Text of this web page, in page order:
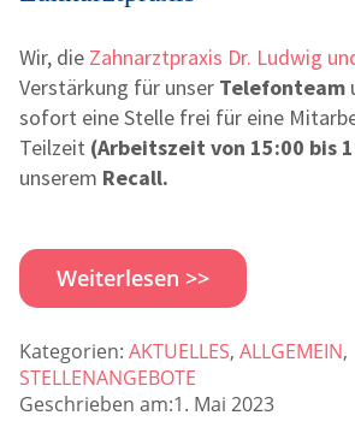
Wir, die Zahnarztpraxis Dr. Ludwig
Verstärkung für unser Telefonteam
sofort eine Stelle frei für eine
Teilzeit (Arbeitszeit von 15:00 bis
unserem Recall.
Weiterlesen >>
Kategorien: AKTUELLES, ALLGEMEIN,
STELLENANGEBOTE
Geschrieben am:1. Mai 2023